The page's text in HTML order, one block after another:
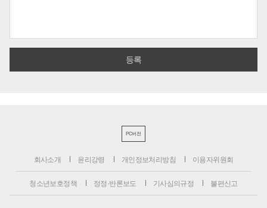
PC버전
회사소개 윤리강령 개인정보처리방침 이용자위원회
청소년보호정책 정정·반론보도 기사심의규정 불편신고